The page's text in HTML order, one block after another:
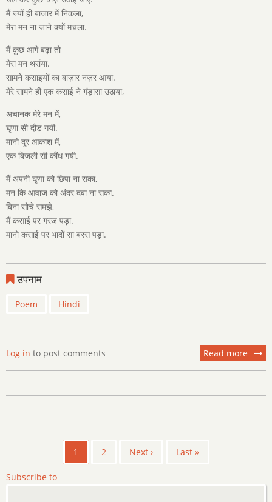
मैं ज्यों ही बाजार में निकला,
मेरा मन ना जाने क्यों मचला.
मैं कुछ आगे बढ़ा तो
मेरा मन थर्राया.
सामने कसाइयों का बाज़ार नज़र आया.
मेरे सामने ही एक कसाई ने गंड़ासा उठाया,
अचानक मेरे मन में,
घृणा सी दौड़ गयी.
मानो दूर आकाश में,
एक बिजली सी कौंध गयी.
मैं अपनी घृणा को छिपा ना सका,
मन कि आवाज़ को अंदर दबा ना सका.
बिना सोचे समझे,
मैं कसाई पर गरज पड़ा.
मानो कसाई पर भादों सा बरस पड़ा.
उपनाम
Poem Hindi
Read more about
Log in to post comments
PaginationCurrent
page
1 पृष्ठ
2
Next
Next ›
Last
Last »
Subscribe to